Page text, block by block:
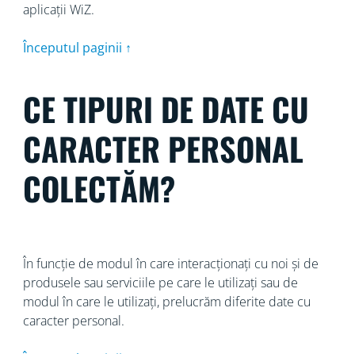
aplicații WiZ.
Începutul paginii ↑
CE TIPURI DE DATE CU
CARACTER PERSONAL
COLECTĂM?
În funcție de modul în care interacționați cu noi și de
produsele sau serviciile pe care le utilizați sau de
modul în care le utilizați, prelucrăm diferite date cu
caracter personal.